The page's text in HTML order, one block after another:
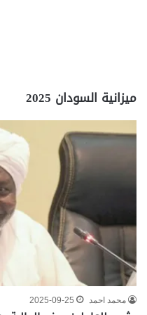
ميزانية السودان 2025
محمد احمد 2025-09-25